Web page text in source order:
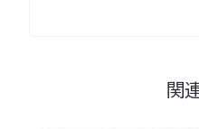
関